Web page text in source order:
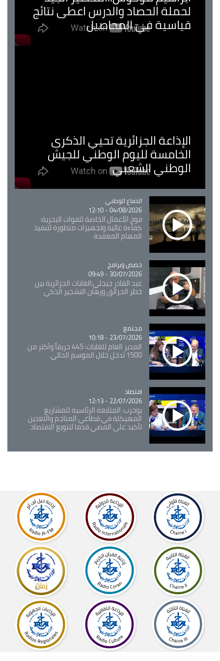
لحملة الحصاد والدرس اعطى نتائج
قياسية في المحاصيل
الإذاعة الجزائرية تحيي الذكرى
الخامسة لليوم الوطني للجيش
الوطني الشعبي
Catégorie
الدفاع الوطني
04/08/2026 - 12:10
فوج الأعمال الخاصة للقوات البحرية:
كفاءة عالية وتجهيزات متطورة لتنفيذ
المهام المعقدة
Catégorie
حصص وبرامج
30/07/2026 - 09:49
عبد القادر جيجلي:الغابات الجزائرية بين
خطر الحرائق ورهان التشجير الذكي
Catégorie
مجتمع
23/07/2026 - 10:18
المدير العام للغابات: 445 حريقاً وأكثر من
1500 تدخل خلال الموسم الحالي
Catégorie
اقتصاد
22/07/2026 - 12:13
بوحرب: المتابعة الرئاسية للمشاريع
المهيكلة في قطاعي المناجم والتعدين
تأكيد على المضي قدما لتنويع الاقتصاد